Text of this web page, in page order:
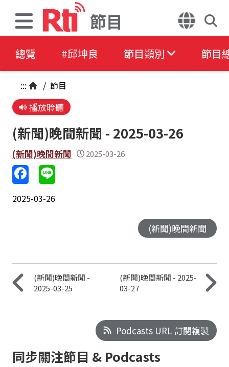
節目
總覽 #邱坤良 節目類別 節目
::: / 節目
播放聆聽
(新聞)晚間新聞 - 2025-03-26
(新聞)晚間新聞 2025-03-26
2025-03-26
(新聞)晚間新聞
(新聞)晚間新聞 -
2025-03-25
(新聞)晚間新聞 - 2025-
03-27
Podcasts URL 訂閱複製
同步關注節目 & Podcasts